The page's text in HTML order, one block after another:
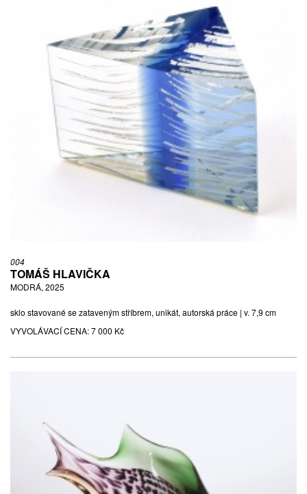
004
TOMÁŠ HLAVIČKA
MODRÁ, 2025
sklo stavované se zataveným stříbrem, unikát, autorská práce | v. 7,9 cm
VYVOLÁVACÍ CENA:7 000 Kč